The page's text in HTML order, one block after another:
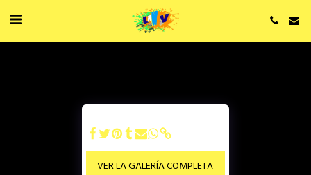
VER LA GALERÍA COMPLETA